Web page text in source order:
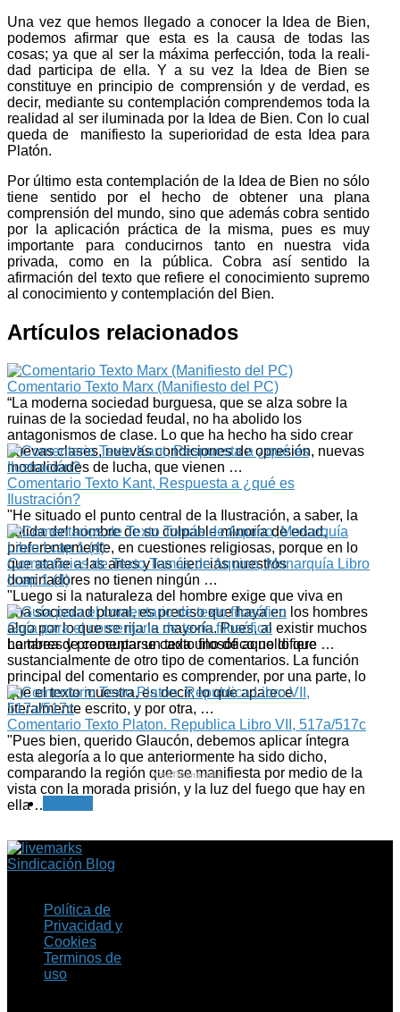
Una vez que hemos llegado a conocer la Idea de Bien,
pode­mos afirmar que esta es la causa de todas las
cosas; ya que al ser la máxima perfec­ción, toda la reali­
dad participa de ella. Y a su vez la Idea de Bien se
constitu­ye en principio de compren­sión y de verdad, es
decir, mediante su contem­plación compren­demos toda la
realidad al ser iluminada por la Idea de Bien. Con lo cual
queda de manifiesto la superioridad de esta Idea para
Platón.
Por último esta contemplación de la Idea de Bien no sólo
tiene sentido por el hecho de obtener una plana
comprensión del mundo, sino que además cobra sentido
por la aplicación práctica de la misma, pues es muy
impor­tante para conducirnos tanto en nuestra vida
privada, como en la pública. Cobra así sentido la
afirmación del texto que refiere el conocimiento supremo
al conocimiento y contemplación del Bien.
Artículos relacionados
Comentario Texto Marx (Manifiesto del PC)
“La moderna sociedad burguesa, que se alza sobre la
ruinas de la sociedad feudal, no ha abolido los
antagonismos de clase. Lo que ha hecho ha sido crear
nuevas clases, nuevas condiciones de opresión, nuevas
modalidades de lucha, que vienen …
Comentario Texto Kant, Respuesta a ¿qué es
Ilustración?
"He situado el punto central de la Ilustración, a saber, la
salida del hombre de su culpable minoría de edad,
preferentemente, en cuestiones religiosas, porque en lo
que atañe a las artes y las cien­cias nuestros
dominadores no tienen ningún …
Comentarios de Texto Tomás de Aquino, Monarquía Libro
I cap 1 (4)
"Luego si la naturaleza del hombre exige que viva en
una sociedad plural, es preciso que haya en los hombres
algo por lo que se rija la mayoría. Pues, al existir muchos
hombres y preocuparse cada uno de aquello que …
Guía para el comentario de texto filosófico
La tarea de comentar un texto filosófico no difiere
sustancialmente de otro tipo de comentarios. La función
principal del comentario es comprender, por una parte, lo
que el texto muestra, es decir, lo que aparece
literalmente escrito, y por otra, …
Comentario Texto Platon. Republica Libro VII, 517a/517c
"Pues bien, querido Glaucón, debemos aplicar íntegra
esta alegoría a lo que anteriormente ha sido dicho,
comparando la región que se manifiesta por medio de la
vista con la morada prisión, y la luz del fuego que hay en
ella …
CedThumbnails
Sindicación Blog
Política de
Privacidad y
Cookies
Terminos de
uso